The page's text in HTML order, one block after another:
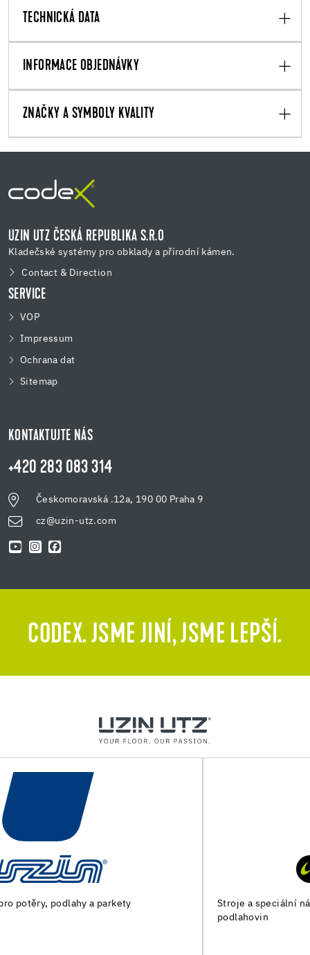
TECHNICKÁ DATA
INFORMACE OBJEDNÁVKY
ZNAČKY A SYMBOLY KVALITY
UZIN UTZ ČESKÁ REPUBLIKA S.R.O
Kladečské systémy pro obklady a přírodní kámen.
Contact & Direction
SERVICE
VOP
Impressum
Ochrana dat
Sitemap
KONTAKTUJTE NÁS
+420 283 083 314
Českomoravská .12a, 190 00 Praha 9
cz@uzin-utz.com
CODEX. JSME JINÍ, JSME LEPŠÍ.
Stroje a speciální nářadí pro přípravu podkladu a pokládku